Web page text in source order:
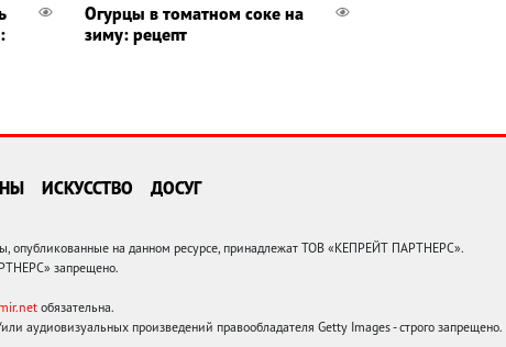
Огурцы в томатном соке на
зиму: рецепт
ИСКУССТВО ДОСУГ
на данном ресурсе, принадлежат ТОВ «КЕПРЕЙТ ПАРТНЕРС».
запрещено.
обязательна.
аудиовизуальных произведений правообладателя Getty Images - строго запрещено.